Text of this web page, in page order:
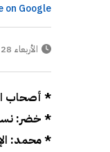
on Google
الأربعاء 28 يوليو 2021
* أصحاب
* خضر: نسبة التسوق 80% حالياً
* محمد: